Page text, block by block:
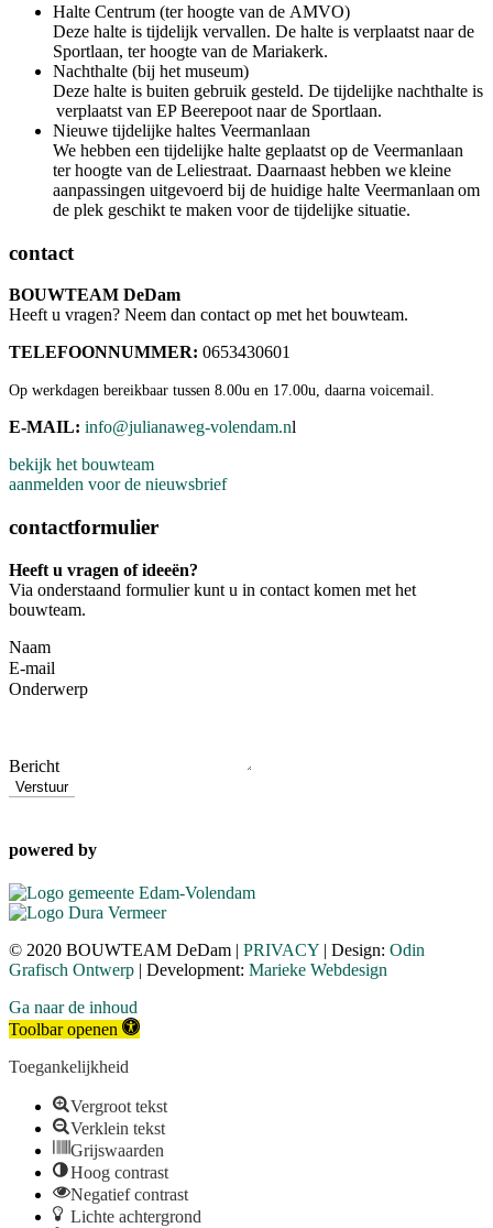
Halte Centrum (ter hoogte van de AMVO)
Deze halte is tijdelijk vervallen. De halte is verplaatst naar de
Sportlaan, ter hoogte van de Mariakerk.
Nachthalte (bij het museum)
Deze halte is buiten gebruik gesteld. De tijdelijke nachthalte is
verplaatst van EP Beerepoot naar de Sportlaan.
Nieuwe tijdelijke haltes Veermanlaan
We hebben een tijdelijke halte geplaatst op de Veermanlaan
ter hoogte van de Leliestraat. Daarnaast hebben we kleine
aanpassingen uitgevoerd bij de huidige halte Veermanlaan om
de plek geschikt te maken voor de tijdelijke situatie.
contact
BOUWTEAM DeDam
Heeft u vragen? Neem dan contact op met het bouwteam.
TELEFOONNUMMER: 0653430601
Op werkdagen bereikbaar tussen 8.00u en 17.00u, daarna voicemail.
E-MAIL: info@julianaweg-volendam.nl
bekijk het bouwteam
aanmelden voor de nieuwsbrief
contactformulier
Heeft u vragen of ideeën?
Via onderstaand formulier kunt u in contact komen met het
bouwteam.
Naam
E-mail
Onderwerp
Bericht
Verstuur
powered by
© 2020 BOUWTEAM DeDam | PRIVACY | Design: Odin
Grafisch Ontwerp | Development: Marieke Webdesign
Ga naar de inhoud
Toolbar openen
Toegankelijkheid
Vergroot tekst
Verklein tekst
Grijswaarden
Hoog contrast
Negatief contrast
Lichte achtergrond